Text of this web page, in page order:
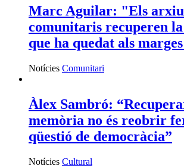
Marc Aguilar: "Els
comunitaris recuperen
que ha quedat als
Notícies Comunitari
Àlex Sambró:
memòria no és reobrir
qüestió de democràcia”
Notícies Cultural